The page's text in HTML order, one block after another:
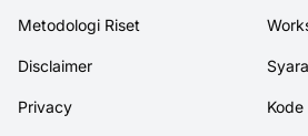
Metodologi Riset
Disclaimer
Privacy Kode